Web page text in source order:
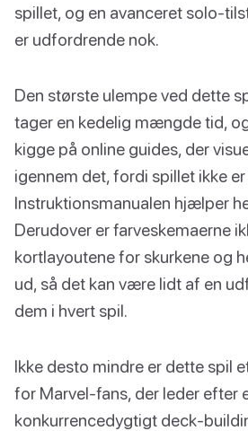
spillet, og en avanceret solo-
er udfordrende nok.
Den største ulempe ved dette
tager en kedelig mængde tid,
kigge på online guides, der
igennem det, fordi spillet ikke
Instruktionsmanualen hjælper
Derudover er farveskemaerne
kortlayoutene for skurkene og
ud, så det kan være lidt af en
dem i hvert spil.
Ikke desto mindre er dette spil
for Marvel-fans, der leder efter
konkurrencedygtigt deck-